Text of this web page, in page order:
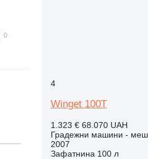
4
Winget 100T
1.323 € 68.070 UAH
Градежни машини -
2007
Зафатнина 100 л